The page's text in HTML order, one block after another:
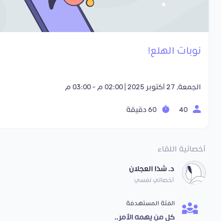
نوبات الهلع!
الجمعة, 27 أكتوبر 2025 | 02:00 م - 03:00 م
أخصائية اللقاء
د. شذا العجلان
أخصائي نفسي
الفئة المستهدفة
كل من يهمه الأمر..